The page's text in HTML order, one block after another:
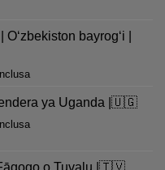
bayrogʻi |
ya Uganda |🇺🇬
o Tuvalu |🇹🇻